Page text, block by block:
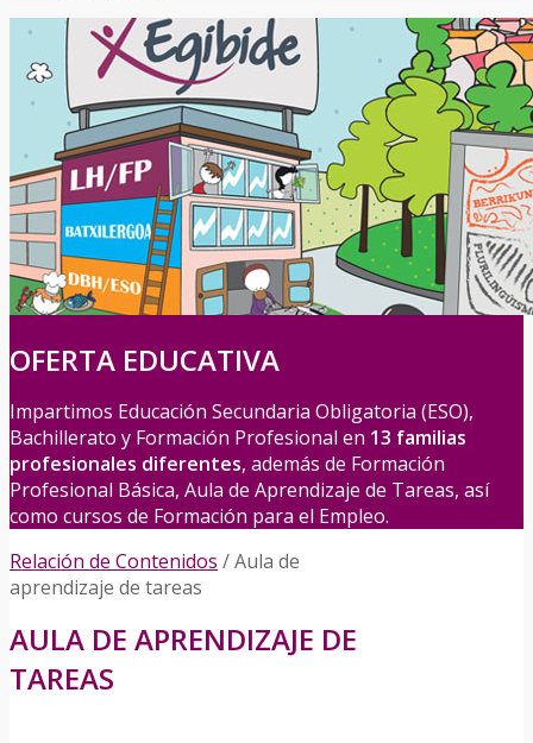
OFERTA EDUCATIVA
Impartimos Educación Secundaria Obligatoria (ESO),
Bachillerato y Formación Profesional en 13 familias
profesionales diferentes, además de Formación
Profesional Básica, Aula de Aprendizaje de Tareas, así
como cursos de Formación para el Empleo.
Relación de Contenidos /Aula de
aprendizaje de tareas
AULA DE APRENDIZAJE DE
TAREAS